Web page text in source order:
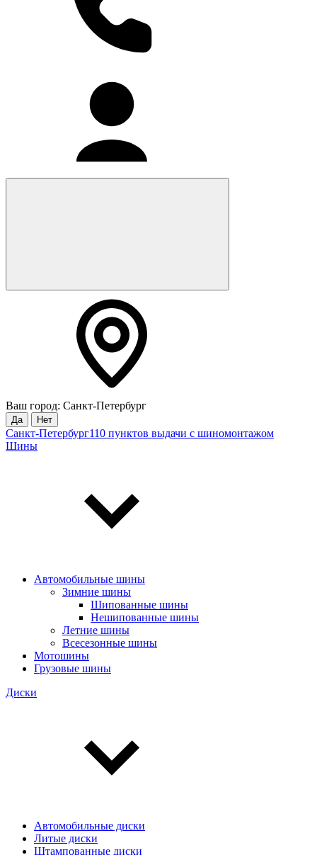
Ваш город: Санкт-Петербург
Да Нет
Санкт-Петербург110 пунктов выдачи с шиномонтажом
Шины
Автомобильные шины
Зимние шины
Шипованные шины
Нешипованные шины
Летние шины
Всесезонные шины
Мотошины
Грузовые шины
Диски
Автомобильные диски
Литые диски
Штампованные диски